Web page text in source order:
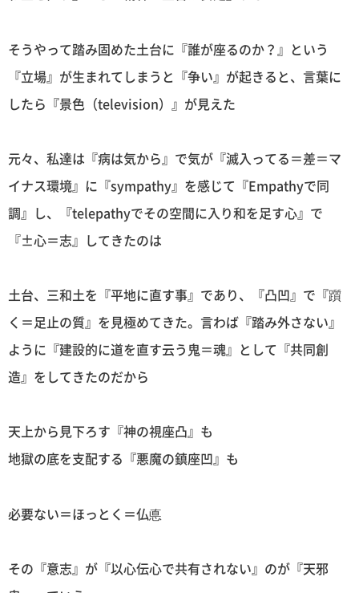
そうやって踏み固めた土台に『誰が座るのか？』という
『立場』が生まれてしまうと『争い』が起きると、言葉に
したら『景色（television）』が見えた
元々、私達は『病は気から』で気が『滅入ってる＝差＝マ
イナス環境』に『sympathy』を感じて『Empathyで同
調』し、『telepathyでその空間に入り和を足す心』で
『±心＝志』してきたのは
土台、三和土を『平地に直す事』であり、『凸凹』で『躓
く＝足止の質』を見極めてきた。言わば『踏み外さない』
ように『建設的に道を直す云う鬼＝魂』として『共同創
造』をしてきたのだから
天上から見下ろす『神の視座凸』も
地獄の底を支配する『悪魔の鎮座凹』も
必要ない＝ほっとく＝仏悳
その『意志』が『以心伝心で共有されない』のが『天邪